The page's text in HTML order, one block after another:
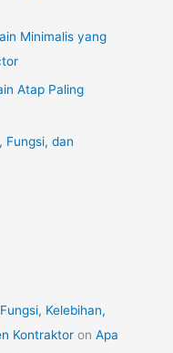
Minimalis yang
Atap Paling
Fungsi, dan
Kelebihan,
Kontraktor onApa